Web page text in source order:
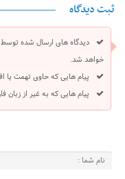
ثبت دیدگاه
دیدگاه های ارسال شده
خواهد شد.
پیام هایی که حاوی تهمت یا
پیام هایی که به غیر از